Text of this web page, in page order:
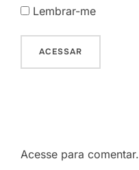
Lembrar-me
Acesse para comentar.